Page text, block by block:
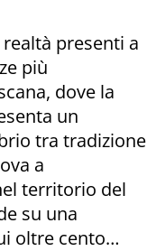
realtà presenti a
più
dove la
un
tra tradizione
a
territorio del
su una
oltre cento…